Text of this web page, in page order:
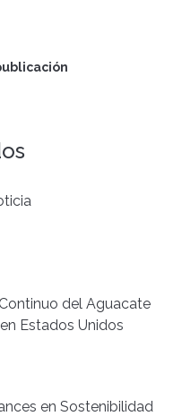
del Aguacate
Estados Unidos
en Sostenibilidad